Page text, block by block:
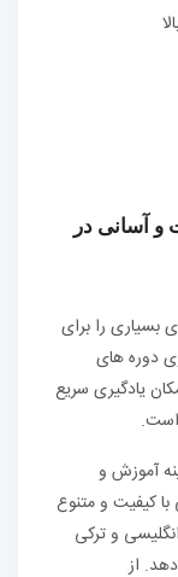
و آسانی در
بسیاری را برای
دوره‌ های
یادگیری سریع
است.
آموزش و
کیفیت و متنوع
و ترکی
از